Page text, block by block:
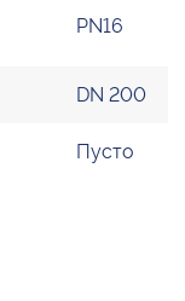
PN16
DN 200
Пусто